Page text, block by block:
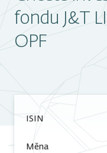
fondu J&T
OPF
ISIN
Měna